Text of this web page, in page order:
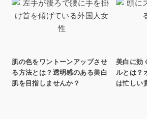
肌の色をワントーンアップさせ
る方法とは？透明感のある美白
肌を目指しませんか？
美白に効
ルとは？
は忙しい